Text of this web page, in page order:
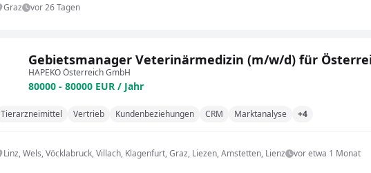
Graz vor 26 Tagen
Gebietsmanager Veterinärmedizin (m/w/d) für
HAPEKO Österreich GmbH
80000 - 80000 EUR / Jahr
Tierarzneimittel Vertrieb Kundenbeziehungen CRM Marktanalyse +4
Linz, Wels, Vöcklabruck, Villach, Klagenfurt, Graz, Liezen, Amstetten, Lienz vor etwa 1 Monat